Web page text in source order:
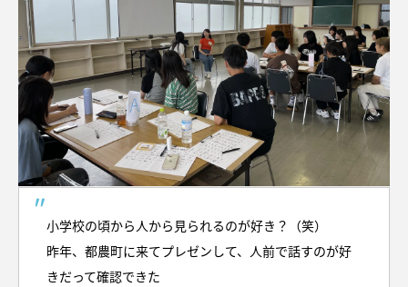
小学校の頃から人から見られるのが好き？（笑）
昨年、都農町に来てプレゼンして、人前で話すのが好
きだって確認できた